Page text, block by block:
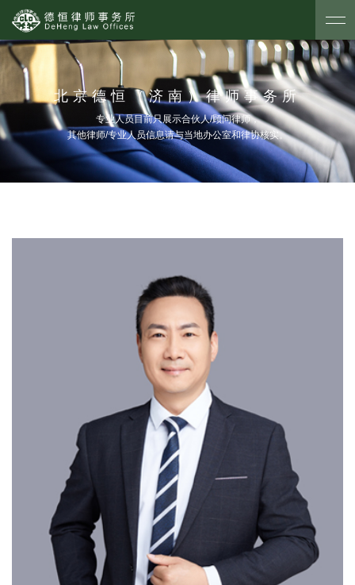
北京德恒（济南）律师事务所
专业人员目前只展示合伙人/顾问律师，
其他律师/专业人员信息请与当地办公室和律协核实。